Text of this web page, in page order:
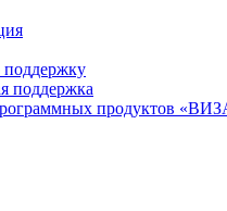
поддержку
поддержка
продуктов